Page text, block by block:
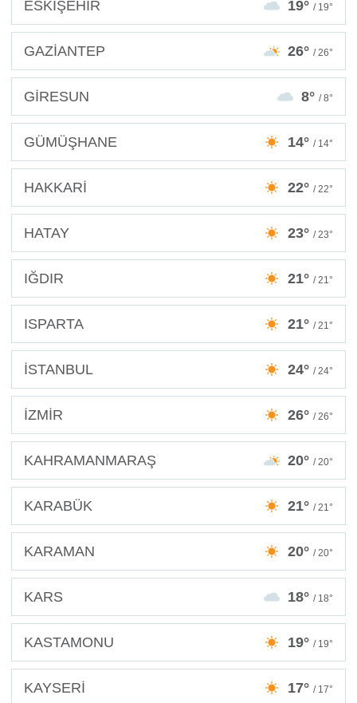
ESKİŞEHİR 19° / 19°
GAZİANTEP 26° / 26°
GİRESUN 8° / 8°
GÜMÜŞHANE 14° / 14°
HAKKARİ 22° / 22°
HATAY 23° / 23°
IĞDIR 21° / 21°
ISPARTA 21° / 21°
İSTANBUL 24° / 24°
İZMİR 26° / 26°
KAHRAMANMARAŞ 20° / 20°
KARABÜK 21° / 21°
KARAMAN 20° / 20°
KARS 18° / 18°
KASTAMONU 19° / 19°
KAYSERİ 17° / 17°